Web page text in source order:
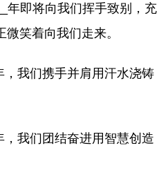
年即将向我们挥手致别，充
笑着向我们走来。
，我们携手并肩用汗水浇铸
，我们团结奋进用智慧创造